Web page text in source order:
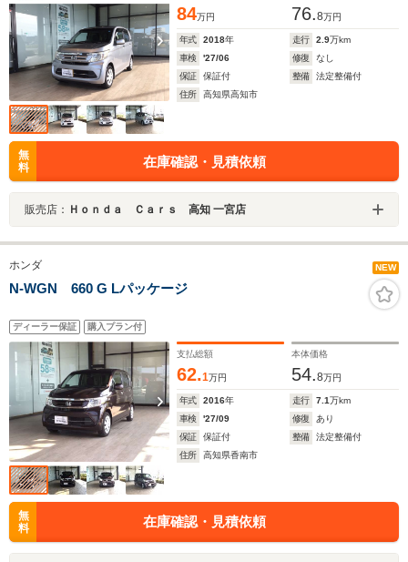
84万円 76.8万円
年式 2018年 走行 2.9万km
車検
'27/06 修復
なし
保証
保証付 整備
法定整備付
住所
高知県高知市
無
料
在庫確認・見積依頼
販売店： Ｈｏｎｄａ Ｃａｒｓ 高知 一宮店
ホンダ NEW
N-WGN 660 G Lパッケージ
ディーラー保証 購入プラン付
支払総額
62.1万円
本体価格
54.8万円
年式 2016年 走行 7.1万km
車検
'27/09 修復
あり
保証
保証付 整備
法定整備付
住所
高知県香南市
無
料
在庫確認・見積依頼